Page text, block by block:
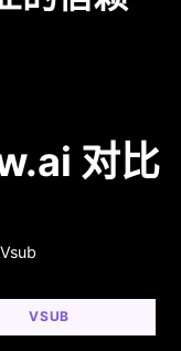
对比
VSUB